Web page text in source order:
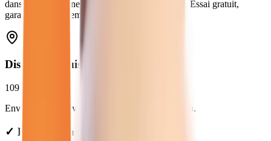
dans toute la
Marne
€. Essai gratuit,
garantie et financement disponible.
Distance depuis
109
Environ
en voiture jusqu'à notre concession.
✓ Livraison à Reims : nous consulter